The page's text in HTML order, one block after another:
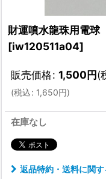
財運噴水龍珠用電球
[iw120511a04]
販売価格: 1,500円(
(税込: 1,650円)
在庫なし
返品特約・送料に関